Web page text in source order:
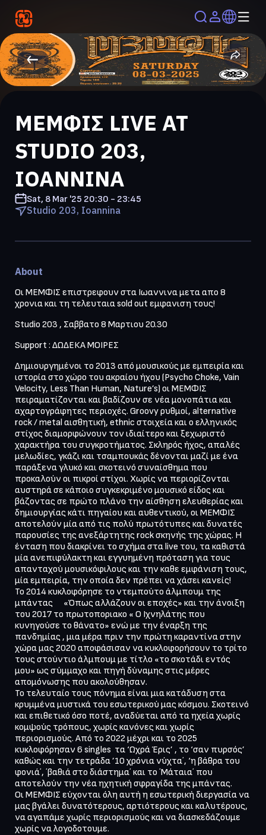
ΜΕΜΦΙΣ LIVE AT
STUDIO 203,
IOANNINA
Sat, 8 Mar '25 20:30 - 23:45
Studio 203, Ioannina
About
Οι ΜΕΜΦΙΣ επιστρεφουν στα Ιωαννινα μετα απο 8
χρονια και τη τελευταια sold out εμφανιση τους!
Studio 203 , Σαββατο 8 Μαρτιου 20.30
Support : ΔΩΔΕΚΑ ΜΟΙΡΕΣ
Δημιουργημένοι το 2013 από μουσικούς με εμπειρία και
ιστορία στο χώρο του ακραίου ήχου (Psycho Choke, Vain
Velocity, Less Than Human, Nature’s) οι ΜΕΜΦΙΣ
πειραματίζονται και βαδίζουν σε νέα μονοπάτια και
αχαρτογράφητες περιοχές. Groovy ρυθμοί, alternative
rock / metal αισθητική, ethnic στοιχεία και ο ελληνικός
στίχος διαμορφώνουν τον ιδιαίτερο και ξεχωριστό
χαρακτήρα του συγκροτήματος. Σκληρός ήχος, απαλές
μελωδίες, γκάζι και τσαμπουκάς δένονται μαζί με ένα
παράξενα γλυκό και σκοτεινό συναίσθημα που
προκαλούν οι πικροί στίχοι. Χωρίς να περιορίζονται
αυστηρά σε κάποιο συγκεκριμένο μουσικό είδος και
βάζοντας σε πρώτο πλάνο την αίσθηση ελευθερίας και
δημιουργίας κάτι πηγαίου και αυθεντικού, οι ΜΕΜΦΙΣ
αποτελούν μία από τις πολύ πρωτότυπες και δυνατές
παρουσίες της ανεξάρτητης rock σκηνής της χώρας. Η
ένταση που διακρίνει το σχήμα στα live του, τα καθιστά
μία ανεπιφύλακτη και εγγυημένη πρόταση για τους
απανταχού μουσικόφιλους και την καθε εμφάνιση τους,
μία εμπειρία, την οποία δεν πρέπει να χάσει κανείς!
Το 2014 κυκλοφόρησε το ντεμπούτο άλμπουμ της
μπάντας      «Όπως αλλάζουν οι εποχές» και την άνοιξη
του 2017 το πρωτοποριακο « Ο Ιχνηλάτης που
κυνηγούσε το θάνατο» ενώ με την έναρξη της
πανδημίας , μια μέρα πριν την πρώτη καραντίνα στην
χώρα μας 2020 αποφάσισαν να κυκλοφορήσουν το τρίτο
τους στούντιο άλμπουμ με τίτλο «το σκοτάδι εντός
μου» ως σύμμαχο και πηγή δύναμης στις μέρες
απομόνωσης που ακολούθησαν.
Το τελευταίο τους πόνημα είναι μια κατάδυση στα
κρυμμένα μυστικά του εσωτερικού μας κόσμου. Σκοτεινό
και επιθετικό όσο ποτέ, αναδύεται από τα ηχεία χωρίς
κομψούς τρόπους, χωρίς κανόνες και χωρίς
περιορισμούς. Από το 2022 μέχρι και το 2025
κυκλοφόρησαν 6 singles  τα ‘Ωχρά Έρις’ , το ‘σαν πυρσός’
καθώς και την τετράδα ’10 χρόνια νύχτα΄, ‘η βάθρα του
φονιά΄, ΄βαθιά στο διάστημα΄ και το ΄Μάταια΄ που
αποτελούν την νέα ηχητική σφραγίδα της μπάντας.
Οι ΜΕΜΦΙΣ εύχονται όλη αυτή η εσωτερική διεργασία να
μας βγάλει δυνατότερους, αρτιότερους και καλυτέρους,
να αγαπάμε χωρίς περιορισμούς και να διασκεδάζουμε
χωρίς να λογοδοτουμε.